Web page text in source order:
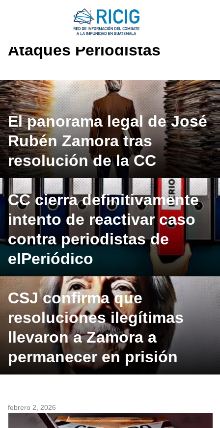
Ataques Periodistas
El panorama legal de José
Rubén Zamora tras
resolución de la CC
CC cierra definitivamente
intento de reactivar caso
contra periodistas de
elPeriódico
CSJ confirma que
resoluciones ilegítimas
llevaron a Zamora a
permanecer en prisión
febrero 2, 2026